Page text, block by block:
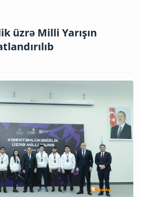
üzrə Milli Yarışın